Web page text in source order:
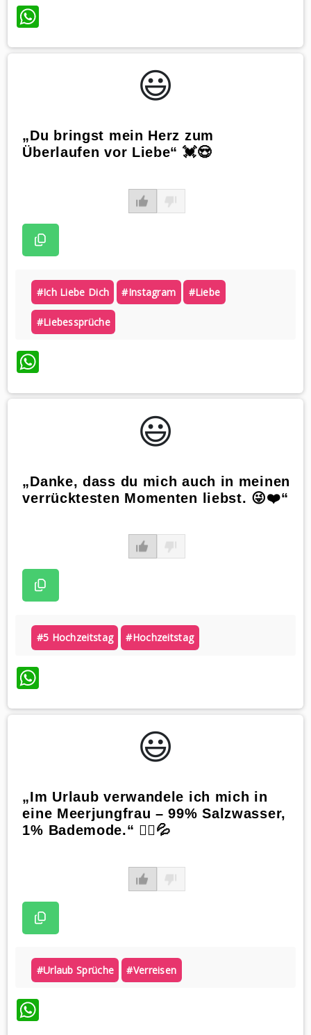
WhatsApp
😃️
„Du bringst mein Herz zum
Überlaufen vor Liebe“ 💓😍
#ich Liebe Dich #instagram #liebe
#liebessprüche
WhatsApp
😃️
„Danke, dass du mich auch in meinen
verrücktesten Momenten liebst. 😜❤️“
#5 Hochzeitstag #hochzeitstag
WhatsApp
😃️
„Im Urlaub verwandele ich mich in
eine Meerjungfrau – 99% Salzwasser,
1% Bademode.“ 🧜‍♀️💦
#urlaub Sprüche #verreisen
WhatsApp